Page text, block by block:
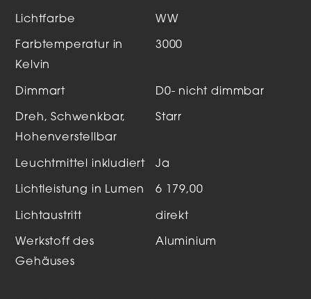
Lichtfarbe WW
Farbtemperatur in
Kelvin
3000
Dimmart D0- nicht dimmbar
Dreh, Schwenkbar,
Hohenverstellbar
Starr
Leuchtmittel inkludiert Ja
Lichtleistung in Lumen 6 179,00
Lichtaustritt direkt
Werkstoff des
Gehäuses
Aluminium